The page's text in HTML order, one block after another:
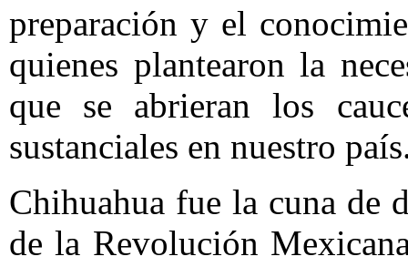
preparación y el
quienes plantearon la
que se abrieran los
sustanciales en nuestro
Chihuahua fue la cuna de
de la Revolución